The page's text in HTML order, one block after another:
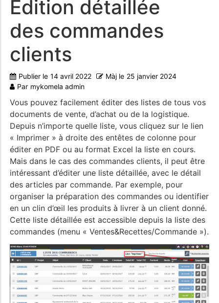
Édition détaillée
des commandes
clients
Publier le 14 avril 2022 Màj le 25 janvier 2024
Par mykomela admin
Vous pouvez facilement éditer des listes de tous vos
documents de vente, d’achat ou de la logistique.
Depuis n’importe quelle liste, vous cliquez sur le lien
« Imprimer » à droite des entêtes de colonne pour
éditer en PDF ou au format Excel la liste en cours.
Mais dans le cas des commandes clients, il peut être
intéressant d’éditer une liste détaillée, avec le détail
des articles par commande. Par exemple, pour
organiser la préparation des commandes ou identifier
en un clin d’œil les produits à livrer à un client donné.
Cette liste détaillée est accessible depuis la liste des
commandes (menu « Ventes&Recettes/Commande »).